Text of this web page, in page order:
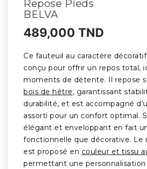
Repose Pieds
BELVA
489,000 TND
Ce fauteuil au caractère
conçu pour offrir un repos total,
moments de détente. Il repose
bois de hêtre, garantissant
durabilité, et est accompagné
assorti pour un confort optimal.
élégant et enveloppant en fait
fonctionnelle que décorative. Le
est proposé en couleur et tissu
permettant une